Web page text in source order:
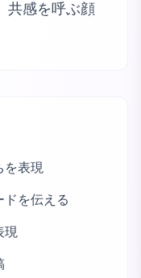
共感を呼ぶ顔
を表現
ドを伝える
現